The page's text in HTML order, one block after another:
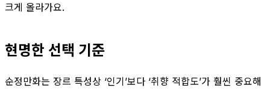
크게 올라가요.
현명한 선택 기준
순정만화는 장르 특성상 ‘인기’보다 ‘취향 적합도’가 훨씬 중요해